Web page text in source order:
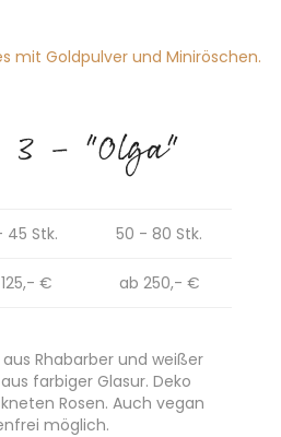
3 - "Olga"
45 Stk. 50 - 80 Stk.
€ ab 250,- €
Rhabarber und weißer
farbiger Glasur. Deko
Rosen. Auch vegan
möglich.